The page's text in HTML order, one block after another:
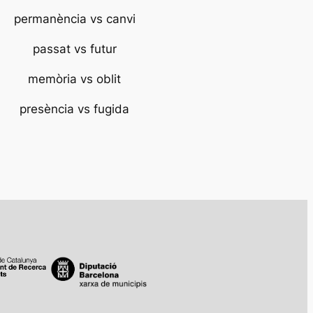
permanència vs canvi
passat vs futur
memòria vs oblit
presència vs fugida